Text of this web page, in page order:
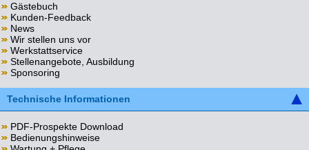
Gästebuch
Kunden-Feedback
News
Wir stellen uns vor
Werkstattservice
Stellenangebote, Ausbildung
Sponsoring
Technische Informationen
PDF-Prospekte Download
Bedienungshinweise